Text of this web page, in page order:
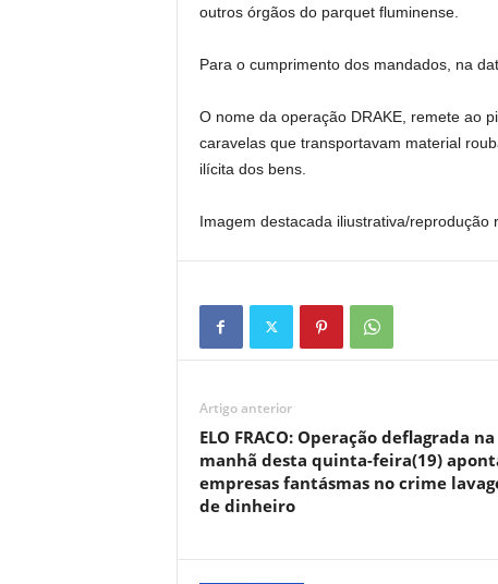
outros órgãos do parquet fluminense.
Para o cumprimento dos mandados, na
O nome da operação DRAKE, remete ao
caravelas que transportavam material
ilícita dos bens.
Imagem destacada iliustrativa/reprodução
Artigo anterior
ELO FRACO: Operação deflagrada na
manhã desta quinta-feira(19)
empresas fantásmas no crime
de dinheiro